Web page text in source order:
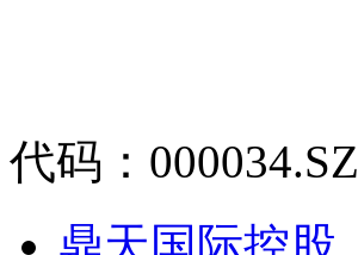
代码：000034.SZ